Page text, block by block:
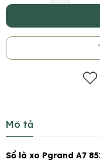
Mô tả
Sổ lò xo Pgrand A7